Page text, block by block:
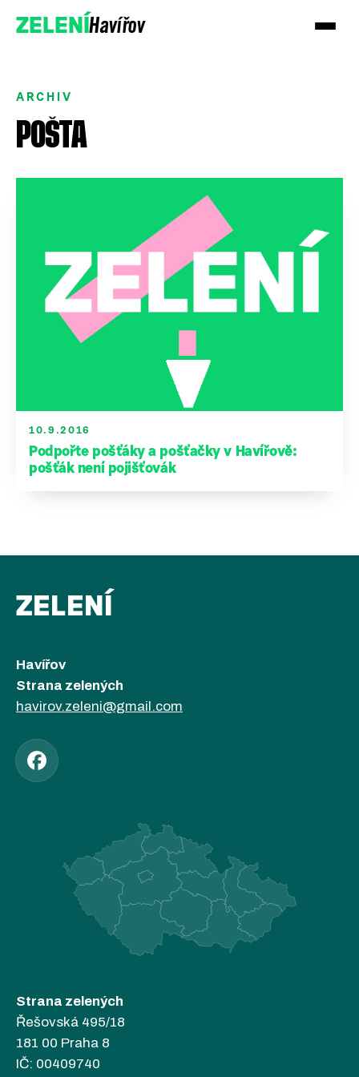
ZELENÍHavířov
Podpořte nás
ARCHIV
POŠTA
10.9.2016
Podpořte pošťáky a pošťačky v Havířově:
pošťák není pojišťovák
ZELENÍ
Havířov
Strana zelených
havirov.zeleni@gmail.com
Strana zelených
Řešovská 495/18
181 00 Praha 8
IČ: 00409740